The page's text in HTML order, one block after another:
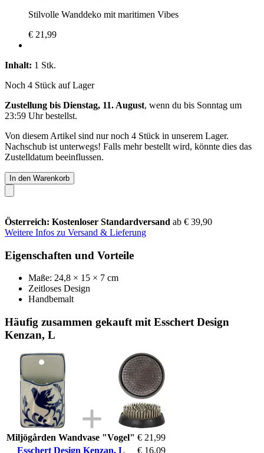
Stilvolle Wanddeko mit maritimen Vibes
€ 21,99
Inhalt: 1 Stk.
Noch 4 Stück auf Lager
Zustellung bis Dienstag, 11. August, wenn du bis Sonntag um
23:59 Uhrbestellst.
Von diesem Artikel sind nur noch 4 Stück in unserem Lager.
Nachschub ist unterwegs! Falls mehr bestellt wird, könnte dies das
Zustelldatum beeinflussen.
In den Warenkorb
Österreich: Kostenloser Standardversand ab € 39,90
Weitere Infos zu Versand & Lieferung
Eigenschaften und Vorteile
Maße: 24,8 × 15 × 7 cm
Zeitloses Design
Handbemalt
Häufig zusammen gekauft mit Esschert Design
Kenzan, L
Miljögården Wandvase "Vogel" € 21,99
Esschert Design Kenzan, L
€ 16,09